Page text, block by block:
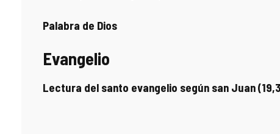
Palabra de Dios
Evangelio
Lectura del santo evangelio según san Juan